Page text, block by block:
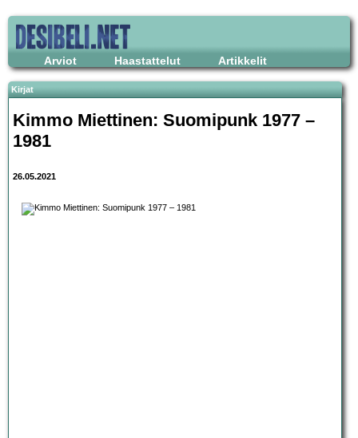
Arviot Haastattelut Artikkelit
Kirjat
Kimmo Miettinen: Suomipunk 1977 –
1981
26.05.2021